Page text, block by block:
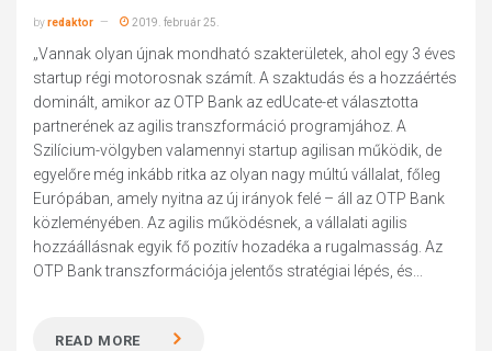
byredaktor 2019. február 25.
„Vannak olyan újnak mondható szakterületek, ahol egy 3 éves
startup régi motorosnak számít. A szaktudás és a hozzáértés
dominált, amikor az OTP Bank az edUcate-et választotta
partnerének az agilis transzformáció programjához. A
Szilícium-völgyben valamennyi startup agilisan működik, de
egyelőre még inkább ritka az olyan nagy múltú vállalat, főleg
Európában, amely nyitna az új irányok felé – áll az OTP Bank
közleményében. Az agilis működésnek, a vállalati agilis
hozzáállásnak egyik fő pozitív hozadéka a rugalmasság. Az
OTP Bank transzformációja jelentős stratégiai lépés, és...
READ MORE